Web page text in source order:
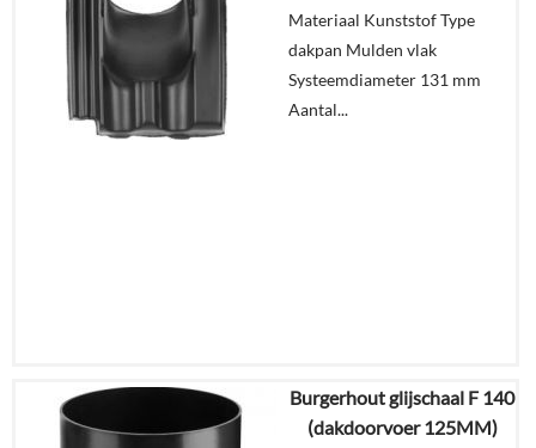
winkelmand
Materiaal Kunststof Type
dakpan Mulden vlak
Systeemdiameter 131 mm
Aantal...
€32,73
€27,49
Burgerhout glijschaal F 140
(dakdoorvoer 125MM)